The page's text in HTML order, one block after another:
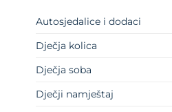
Autosjedalice i dodaci
Dječja kolica
Dječja soba
Dječji namještaj